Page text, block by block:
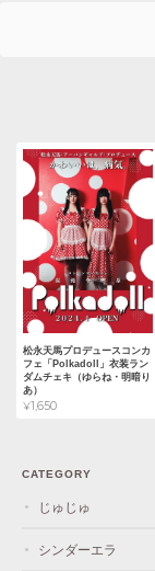
松永天馬プロデュースコンカ
フェ「Polkadoll」衣装ラン
ダムチェキ（ゆらね・明暗り
あ）
¥1,650
CATEGORY
じゅじゅ
シンダーエラ